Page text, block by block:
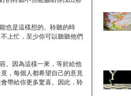
也是這樣想的。聆聽的時
上忙，至少你可以聽聽他們
。因為這樣一來，等於給他
，每個人都希望自己的意見
帶給你更多驚喜。因此，聆